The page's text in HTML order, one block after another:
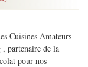
Cuisines Amateurs
partenaire de la
pour nos